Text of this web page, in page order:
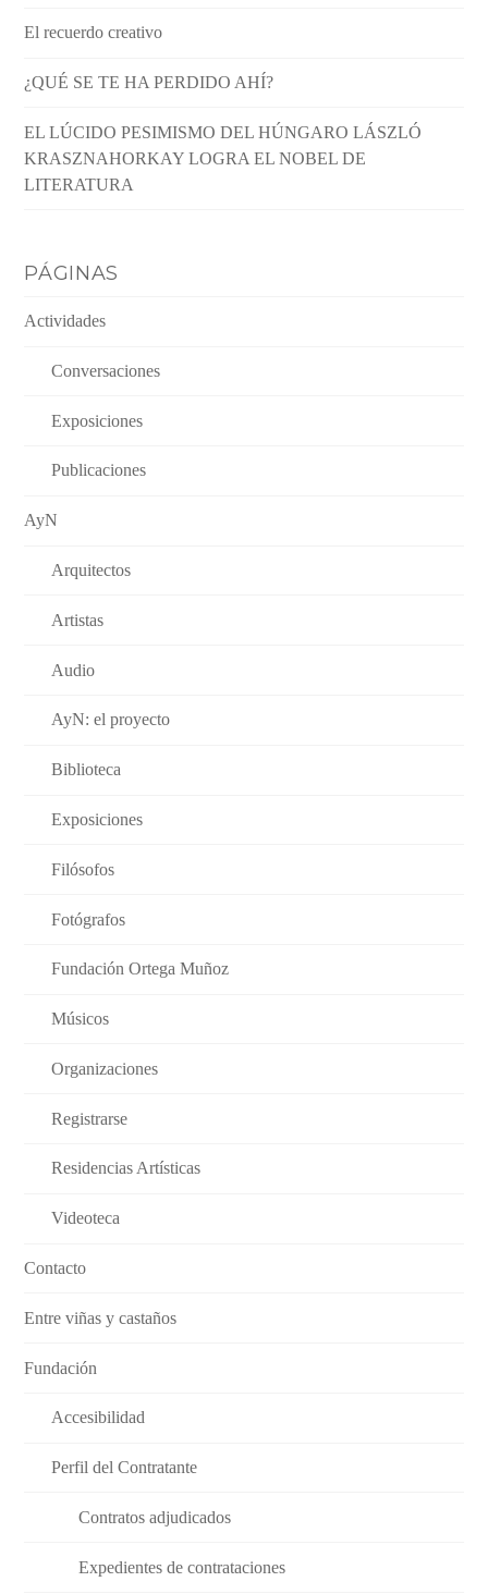
El recuerdo creativo
¿QUÉ SE TE HA PERDIDO AHÍ?
EL LÚCIDO PESIMISMO DEL HÚNGARO LÁSZLÓ
KRASZNAHORKAY LOGRA EL NOBEL DE
LITERATURA
PÁGINAS
Actividades
Conversaciones
Exposiciones
Publicaciones
AyN
Arquitectos
Artistas
Audio
AyN: el proyecto
Biblioteca
Exposiciones
Filósofos
Fotógrafos
Fundación Ortega Muñoz
Músicos
Organizaciones
Registrarse
Residencias Artísticas
Videoteca
Contacto
Entre viñas y castaños
Fundación
Accesibilidad
Perfil del Contratante
Contratos adjudicados
Expedientes de contrataciones